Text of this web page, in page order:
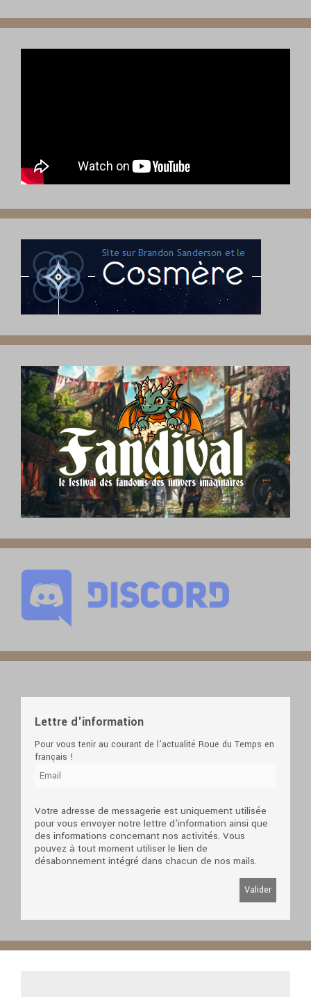
Lettre d'information
Pour vous tenir au courant de l'actualité Roue du Temps en
français !
Votre adresse de messagerie est uniquement utilisée
pour vous envoyer notre lettre d'information ainsi que
des informations concernant nos activités. Vous
pouvez à tout moment utiliser le lien de
désabonnement intégré dans chacun de nos mails.